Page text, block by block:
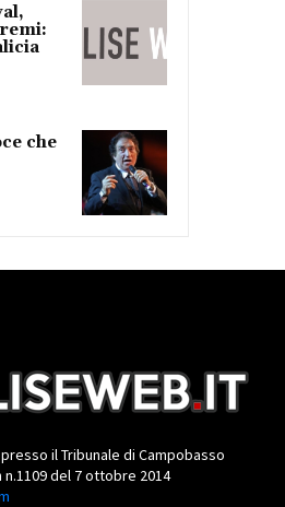
che
il Tribunale di Campobasso
del 7 ottobre 2014